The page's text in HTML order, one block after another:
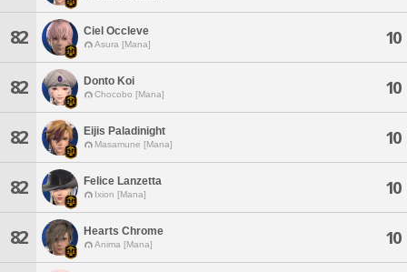
82 Ciel Occleve
Asura [Mana] 10
82 Donto Koi
Chocobo [Mana] 10
82 Eijis Paladinight
Masamune [Mana] 10
82 Felice Lanzetta
Ixion [Mana] 10
82 Hearts Chrome
Anima [Mana] 10